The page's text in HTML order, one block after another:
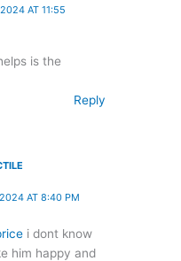
AT 11:55
is the
Reply
AT 8:40 PM
i dont know
him happy and